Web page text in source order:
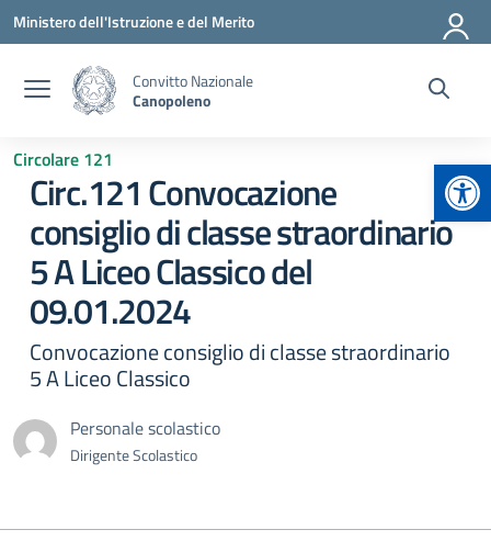
Vai ai contenuti
Vai al menu di navigazione
Vai al footer
Ministero dell'Istruzione e del Merito
Convitto Nazionale
Canopoleno
Circolare 121
Circ.121 Convocazione
consiglio di classe straordinario
5 A Liceo Classico del
09.01.2024
Convocazione consiglio di classe straordinario
5 A Liceo Classico
Personale scolastico
Dirigente Scolastico